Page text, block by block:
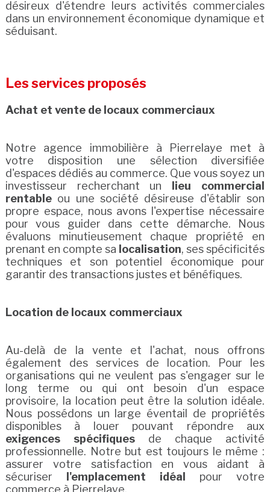
désireux d'étendre leurs activités commerciales
dans un environnement économique dynamique et
séduisant.
Les services proposés
Achat et vente de locaux commerciaux
Notre agence immobilière à Pierrelaye met à
votre disposition une sélection diversifiée
d'espaces dédiés au commerce. Que vous soyez un
investisseur recherchant un
lieu commercial
rentableou une société désireuse d'établir son
propre espace, nous avons l'expertise nécessaire
pour vous guider dans cette démarche. Nous
évaluons minutieusement chaque propriété en
prenant en compte sa localisation, ses spécificités
techniques et son potentiel économique pour
garantir des transactions justes et bénéfiques.
Location de locaux commerciaux
Au-delà de la vente et l'achat, nous offrons
également des services de location. Pour les
organisations qui ne veulent pas s'engager sur le
long terme ou qui ont besoin d'un espace
provisoire, la location peut être la solution idéale.
Nous possédons un large éventail de propriétés
disponibles à louer pouvant répondre aux
exigences spécifiquesde chaque activité
professionnelle. Notre but est toujours le même :
assurer votre satisfaction en vous aidant à
sécuriser
l'emplacement idéal
pour votre
commerce à Pierrelaye.